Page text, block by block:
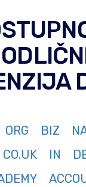
ORG BIZ
CO.UK IN